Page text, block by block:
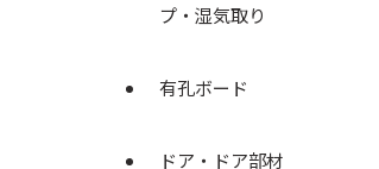
プ・湿気取り
有孔ボード
ドア・ドア部材